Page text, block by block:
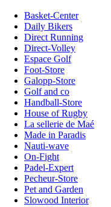
Basket-Center
Daily Bikers
Direct Running
Direct-Volley
Espace Golf
Foot-Store
Galopp-Store
Golf and co
Handball-Store
House of Rugby
La sellerie de Maé
Made in Paradis
Nauti-wave
On-Fight
Padel-Expert
Pecheur-Store
Pet and Garden
Slowood Interior